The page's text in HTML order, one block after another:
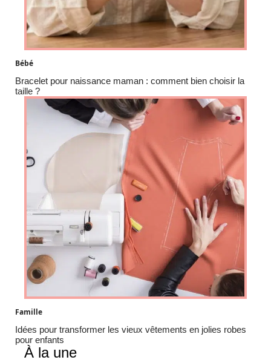
Bébé
Bracelet pour naissance maman : comment bien choisir la
taille ?
Famille
Idées pour transformer les vieux vêtements en jolies robes
pour enfants
À la une